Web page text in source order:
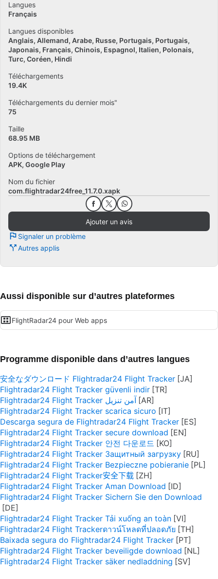
Langues
Français
Langues disponibles
Anglais Allemand Arabe Russe Portugais Portugais
Japonais Français Chinois Espagnol Italien Polonais
Turc Coréen Hindi
Téléchargements
19.4K
Téléchargements du dernier mois"
75
Taille
68.95 MB
Options de téléchargement
APK, Google Play
Nom du fichier
com.flightradar24free_11.7.0.xapk
Ajouter un avis
Signaler un problème
Autres applis
Aussi disponible sur d’autres plateformes
FlightRadar24 pour Web apps
Programme disponible dans d’autres langues
安全なダウンロード Flightradar24 Flight Tracker
Flightradar24 Flight Tracker güvenli indir
Flightradar24 Flight Tracker آمن تنزيل
Flightradar24 Flight Tracker scarica sicuro
Descarga segura de Flightradar24 Flight Tracker
Flightradar24 Flight Tracker secure download
Flightradar24 Flight Tracker 안전 다운로드
Flightradar24 Flight Tracker Защитный загрузку
Flightradar24 Flight Tracker Bezpieczne pobieranie
Flightradar24 Flight Tracker安全下载
Flightradar24 Flight Tracker Aman Download
Flightradar24 Flight Tracker Sichern Sie den Download
Flightradar24 Flight Tracker Tải xuống an toàn
Flightradar24 Flight Trackerดาวน์โหลดที่ปลอดภัย
Baixada segura do Flightradar24 Flight Tracker
Flightradar24 Flight Tracker beveiligde download
Flightradar24 Flight Tracker säker nedladdning